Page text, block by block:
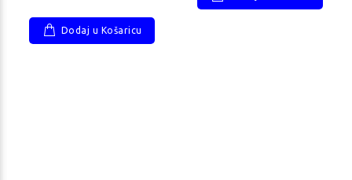
Dodaj u Košaricu